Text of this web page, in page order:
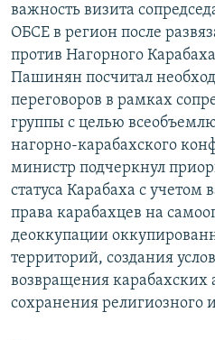
важность визита
ОБСЕ в регион после
против Нагорного
Пашинян посчитал
переговоров в рамках
группы с целью
нагорно-карабахского
министр подчеркнул
статуса Карабаха с
права карабахцев на
деоккупации
территорий, создания
возвращения карабахских
сохранения религиозного